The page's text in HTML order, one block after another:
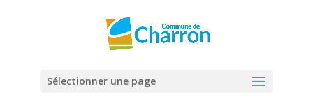
Sélectionner une page